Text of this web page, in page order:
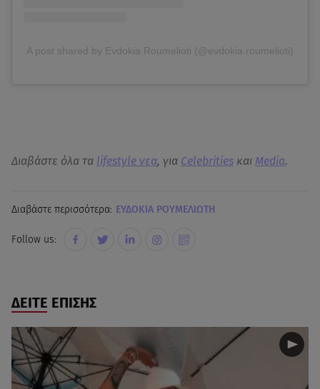
A post shared by Evdokia Roumelioti (@evdokia.roumelioti)
Διαβάστε όλα τα lifestyle νεα, για Celebrities και Media.
Διαβάστε περισσότερα: EΥΔΟΚΙΑ ΡΟΥΜΕΛΙΩΤΗ
Follow us:
ΔΕΙΤΕ ΕΠΙΣΗΣ